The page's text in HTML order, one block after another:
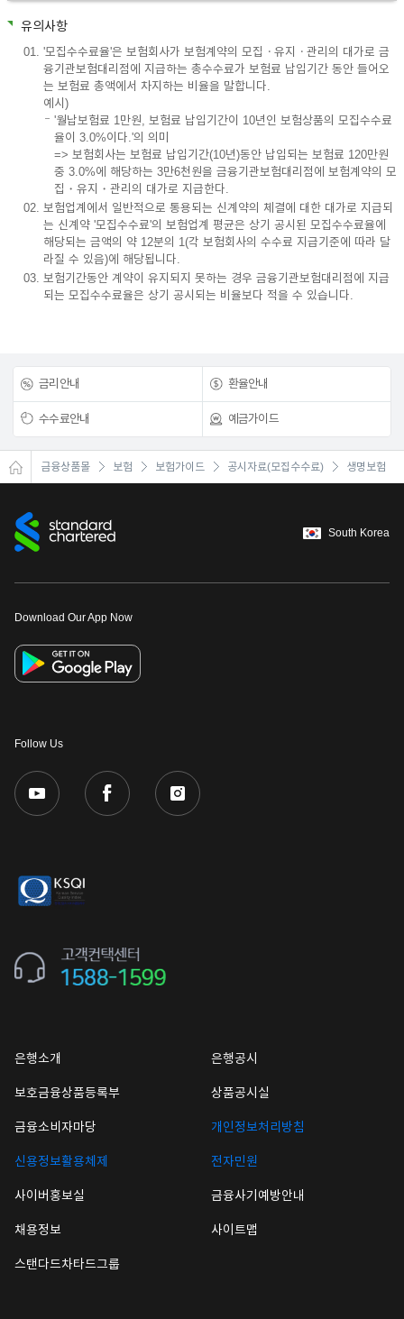
유의사항
'모집수수료율'은 보험회사가 보험계약의 모집ㆍ유지ㆍ관리의 대가로 금
융기관보험대리점에 지급하는 총수수료가 보험료 납입기간 동안 들어오
는 보험료 총액에서 차지하는 비율을 말합니다.
예시)
'월납보험료 1만원, 보험료 납입기간이 10년인 보험상품의 모집수수료
율이 3.0%이다.'의 의미
=> 보험회사는 보험료 납입기간(10년)동안 납입되는 보험료 120만원
중 3.0%에 해당하는 3만6천원을 금융기관보험대리점에 보험계약의 모
집・유지・관리의 대가로 지급한다.
보험업계에서 일반적으로 통용되는 신계약의 체결에 대한 대가로 지급되
는 신계약 '모집수수료'의 보험업계 평균은 상기 공시된 모집수수료율에
해당되는 금액의 약 12분의 1(각 보험회사의 수수료 지급기준에 따라 달
라질 수 있음)에 해당됩니다.
보험기간동안 계약이 유지되지 못하는 경우 금융기관보험대리점에 지급
되는 모집수수료율은 상기 공시되는 비율보다 적을 수 있습니다.
금리안내 환율안내
수수료안내 예금가이드
금융상품몰 보험 보험가이드 공시자료(모집수수료) 생명보험
South Korea
Download Our App Now
Follow Us
은행소개 은행공시
보호금융상품등록부 상품공시실
금융소비자마당 개인정보처리방침
신용정보활용체제 전자민원
사이버홍보실 금융사기예방안내
채용정보 사이트맵
스탠다드차타드그룹